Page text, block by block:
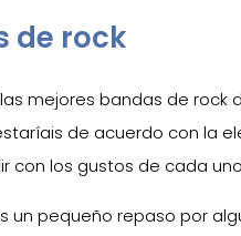
de rock
mejores bandas de rock
de acuerdo con la
con los gustos de cada
un pequeño repaso por